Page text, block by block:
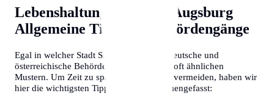
Lebenshaltungskosten in Augsburg
Allgemeine Tipps für Behördengänge
Egal in welcher Stadt Sie sich befinden, deutsche und
österreichische Behördenprozesse folgen oft ähnlichen
Mustern. Um Zeit zu sparen und Frust zu vermeiden, haben wir
hier die wichtigsten Tipps für Sie zusammengefasst: